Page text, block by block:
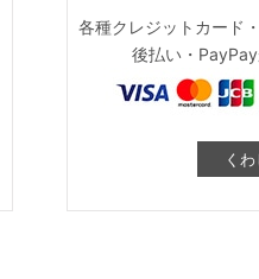
各種クレジットカード
後払い・PayPay
く